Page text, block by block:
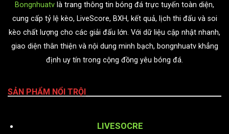
Bongnhuatv là trang thông tin bóng đá trực tuyến toàn diện,
cung cấp tỷ lệ kèo, LiveScore, BXH, kết quả, lịch thi đấu và soi
kèo chất lượng cho các giải đấu lớn. Với dữ liệu cập nhật nhanh,
giao diện thân thiện và nội dung minh bạch, bongnhuatv khẳng
định uy tín trong cộng đồng yêu bóng đá.
SẢN PHẨM NỔI TRỘI
LIVESOCRE